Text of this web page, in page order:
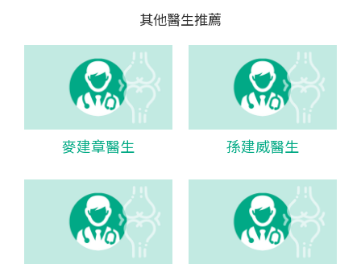
其他醫生推薦
麥建章醫生 孫建威醫生